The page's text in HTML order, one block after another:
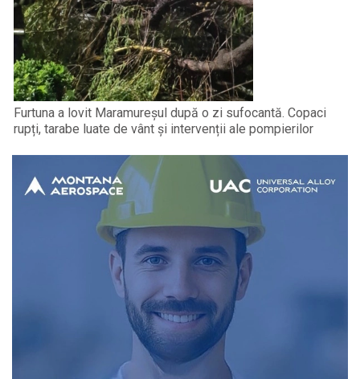
Furtuna a lovit Maramureșul după o zi sufocantă. Copaci
rupți, tarabe luate de vânt și intervenții ale pompierilor